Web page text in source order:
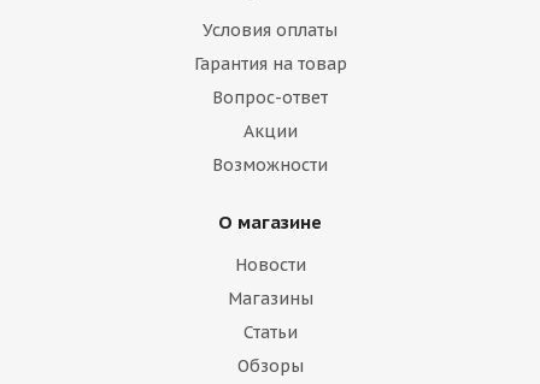
Условия оплаты
Гарантия на товар
Вопрос-ответ
Акции
Возможности
О магазине
Новости
Магазины
Статьи
Обзоры